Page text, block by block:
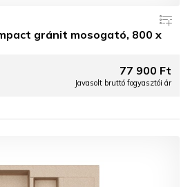
gránit mosogató, 800 x
77 900 Ft
Javasolt bruttó fogyasztói ár